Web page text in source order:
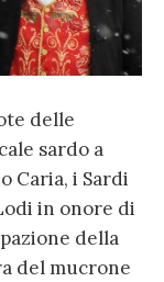
delle
sardo a
Caria, i Sardi
in onore di
della
del mucrone